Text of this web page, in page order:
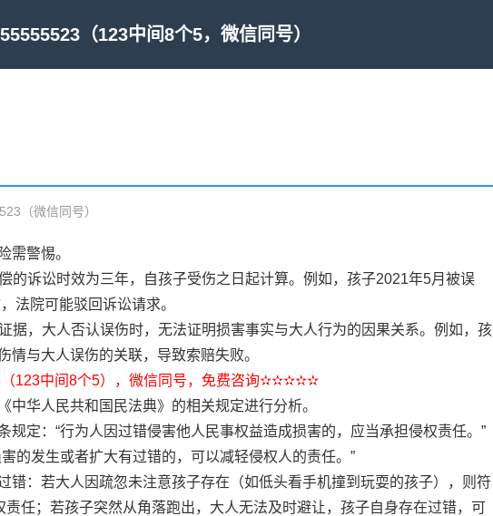
（123中间8个5，微信同号）
（微信同号）
需警惕。
的诉讼时效为三年，自孩子受伤之日起计算。例如，孩子2021年5月被误
法院可能驳回诉讼请求。
据，大人否认误伤时，无法证明损害事实与大人行为的因果关系。例如，孩
与大人误伤的关联，导致索赔失败。
123中间8个5），微信同号，免费咨询✫✫✫✫✫
华人民共和国民法典》的相关规定进行分析。
规定：“行为人因过错侵害他人民事权益造成损害的，应当承担侵权责任。”
的发生或者扩大有过错的，可以减轻侵权人的责任。”
错：若大人因疏忽未注意孩子存在（如低头看手机撞到玩耍的孩子），则符
责任；若孩子突然从角落跑出，大人无法及时避让，孩子自身存在过错，可